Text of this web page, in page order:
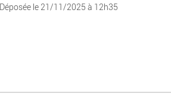
Déposée le 21/11/2025 à 12h35